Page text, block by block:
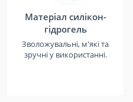
Матеріал силікон-
гідрогель
Зволожувальні, м'які та
зручні у використанні.